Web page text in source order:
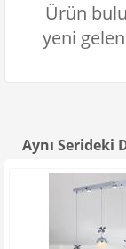
Ürün
yeni
Aynı Serideki